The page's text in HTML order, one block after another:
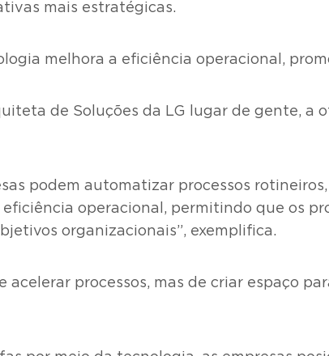
mais estratégicas.
melhora a eficiência operacional,
de Soluções da LG lugar de gente,
podem automatizar processos
operacional, permitindo que os
organizacionais”, exemplifica.
processos, mas de criar espaço